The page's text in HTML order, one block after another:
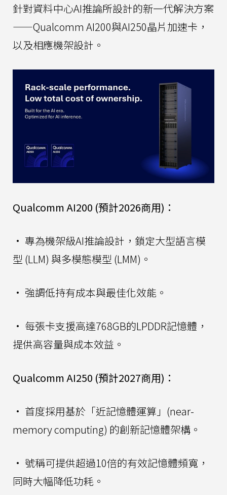
針對資料中心AI推論所設計的新一代解決方案
——Qualcomm AI200與AI250晶片加速卡，
以及相應機架設計。
Qualcomm AI200 (預計2026商用)：
• 專為機架級AI推論設計，鎖定大型語言模
型 (LLM) 與多模態模型 (LMM)。
• 強調低持有成本與最佳化效能。
• 每張卡支援高達768GB的LPDDR記憶體，
提供高容量與成本效益。
Qualcomm AI250 (預計2027商用)：
• 首度採用基於「近記憶體運算」(near-
memory computing) 的創新記憶體架構。
• 號稱可提供超過10倍的有效記憶體頻寬，
同時大幅降低功耗。